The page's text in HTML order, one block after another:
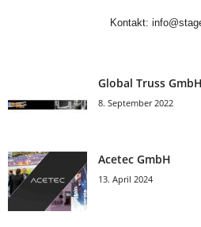
Kontakt:
Global Truss GmbH
8. September 2022
Acetec GmbH
13. April 2024